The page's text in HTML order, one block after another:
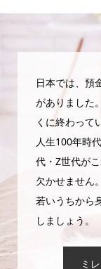
日本では、預
がありました
くに終わって
人生100年時
代・Z世代が
欠かせません。
若いうちから
しましょう。
ミ